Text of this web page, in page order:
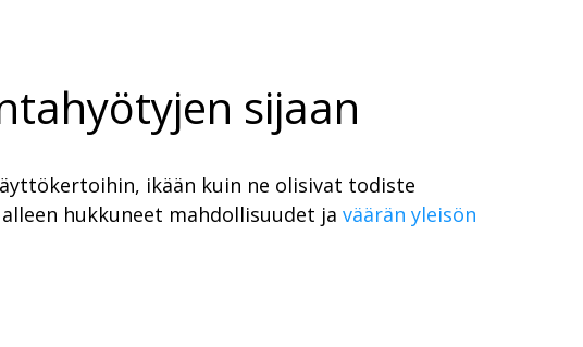
sijaan
ikään kuin ne olisivat todiste
hukkuneet mahdollisuudet ja väärän yleisön